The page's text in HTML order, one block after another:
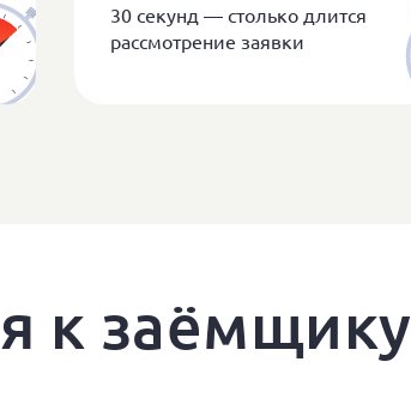
30 секунд — столько длится
рассмотрение заявки
к заёмщику